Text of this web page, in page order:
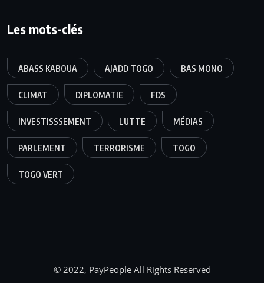
Les mots-clés
ABASS KABOUA AJADD TOGO BAS MONO
CLIMAT DIPLOMATIE FDS
INVESTISSSEMENT LUTTE MÉDIAS
PARLEMENT TERRORISME TOGO
TOGO VERT
© 2022, PayPeople All Rights Reserved